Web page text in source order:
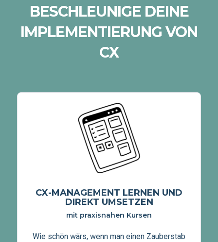
BESCHLEUNIGE DEINE
IMPLEMENTIERUNG VON
CX
CX-MANAGEMENT LERNEN UND
DIREKT UMSETZEN
mit praxisnahen Kursen
Wie schön wärs, wenn man einen Zauberstab